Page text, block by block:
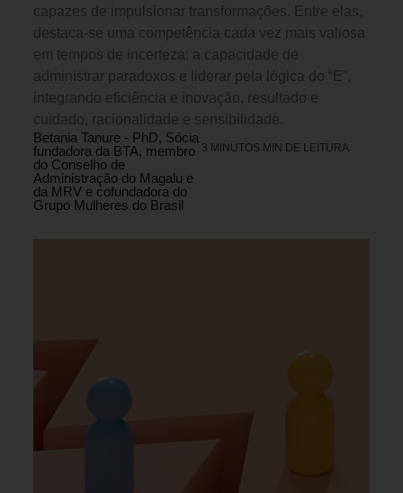
capazes de impulsionar transformações. Entre elas,
destaca-se uma competência cada vez mais valiosa
em tempos de incerteza: a capacidade de
administrar paradoxos e liderar pela lógica do “E”,
integrando eficiência e inovação, resultado e
cuidado, racionalidade e sensibilidade.
Betania Tanure - PhD, Sócia
fundadora da BTA, membro
do Conselho de
Administração do Magalu e
da MRV e cofundadora do
Grupo Mulheres do Brasil
3 MINUTOS MIN DE LEITURA